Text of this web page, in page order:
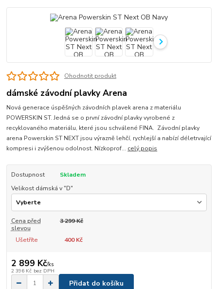
Ohodnotit produkt
dámské závodní plavky Arena
Nová generace úspěšných závodních plavek arena z materiálu
POWERSKIN ST. Jedná se o první závodní plavky vyrobené z
recyklovaného materiálu, které jsou schválené FINA. Závodní plavky
arena Powerskin ST NEXT jsou výrazně lehčí, rychlejší a nabízí déletrvající
kompresi i zvýšenou odolnost. Nízkoprof... celý popis
Dostupnost
Skladem
Velikost dámská v "D"
Cena před
slevou
3 299 Kč
Ušetříte 400 Kč
2 899 Kč/ks
2 396 Kč bez DPH
Přidat do košíku